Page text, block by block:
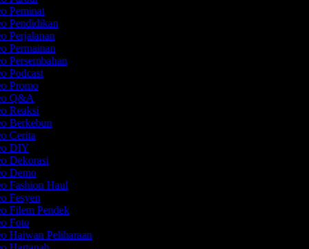
Peminat
Pendidikan
Perjalanan
Permainan
Persembahan
Podcast
Promo
Q&A
Reaksi
Berkebun
Cerita
DIY
Dekorasi
Demo
Fashion Haul
Fesyen
Filem Pendek
Foto
Haiwan Peliharaan